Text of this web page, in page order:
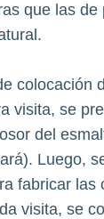
que las
colocación
visita, se
del
Luego,
fabricar las
visita, se